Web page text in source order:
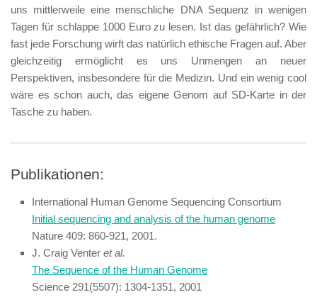
uns mittlerweile eine menschliche DNA Sequenz in wenigen
Tagen für schlappe 1000 Euro zu lesen. Ist das gefährlich? Wie
fast jede Forschung wirft das natürlich ethische Fragen auf. Aber
gleichzeitig ermöglicht es uns Unmengen an neuer
Perspektiven, insbesondere für die Medizin. Und ein wenig cool
wäre es schon auch, das eigene Genom auf SD-Karte in der
Tasche zu haben.
Publikationen:
International Human Genome Sequencing Consortium
Initial sequencing and analysis of the human genome
Nature 409: 860-921, 2001.
J. Craig Venter et al.
The Sequence of the Human Genome
Science 291(5507): 1304-1351, 2001